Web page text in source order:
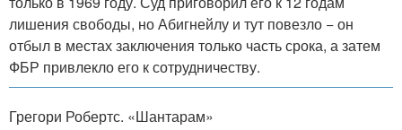
лишения свободы, но Абигнейлу и тут повезло − он
отбыл в местах заключения только часть срока, а затем
ФБР привлекло его к сотрудничеству.
Грегори Робертс. «Шантарам»